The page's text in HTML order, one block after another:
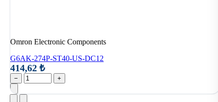
Omron Electronic Components
G6AK-274P-ST40-US-DC12
414,62 ₺
− +